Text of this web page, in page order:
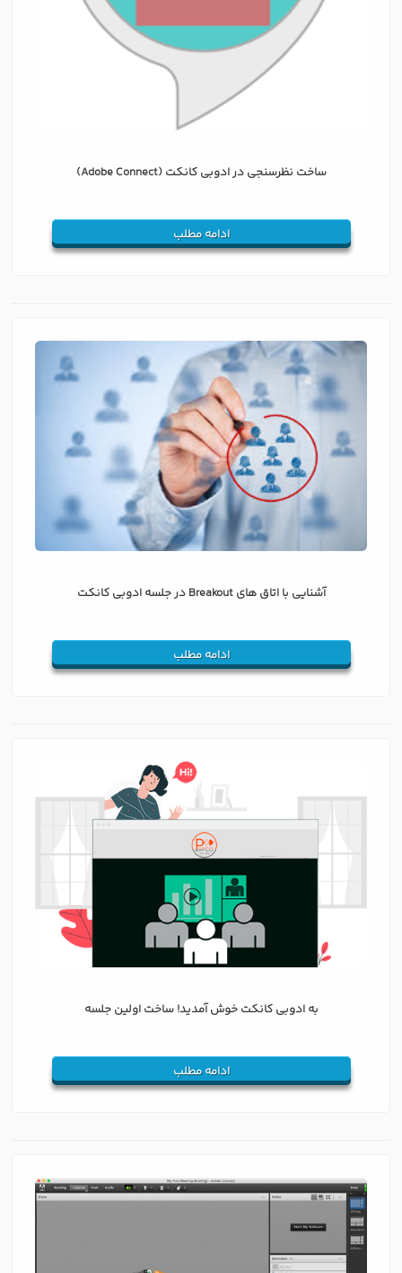
ساخت نظرسنجی در ادوبی کانکت (Adobe Connect)
ادامه مطلب
آشنایی با اتاق های Breakout در جلسه ادوبی کانکت
ادامه مطلب
به ادوبی کانکت خوش آمدید! ساخت اولین جلسه
ادامه مطلب